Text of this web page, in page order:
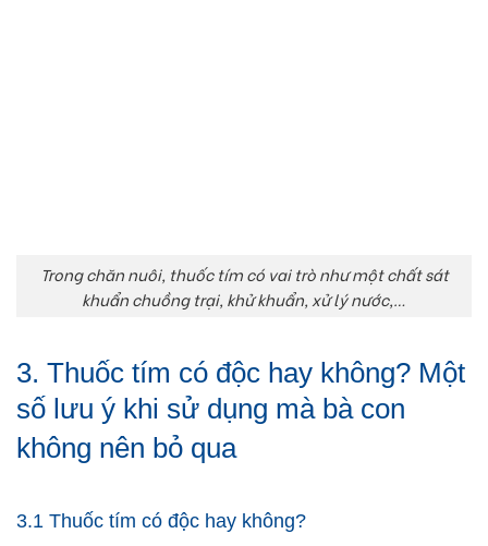
Trong chăn nuôi, thuốc tím có vai trò như một chất sát
khuẩn chuồng trại, khử khuẩn, xử lý nước,…
3. Thuốc tím có độc hay không? Một
số lưu ý khi sử dụng mà bà con
không nên bỏ qua
3.1 Thuốc tím có độc hay không?